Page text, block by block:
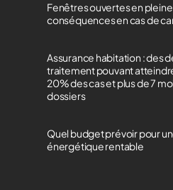
Fenêtres ouvertes en
conséquences en cas de
Assurance habitation : des
traitement pouvant
20% des cas et plus de 7
dossiers
Quel budget prévoir pour
énergétique rentable